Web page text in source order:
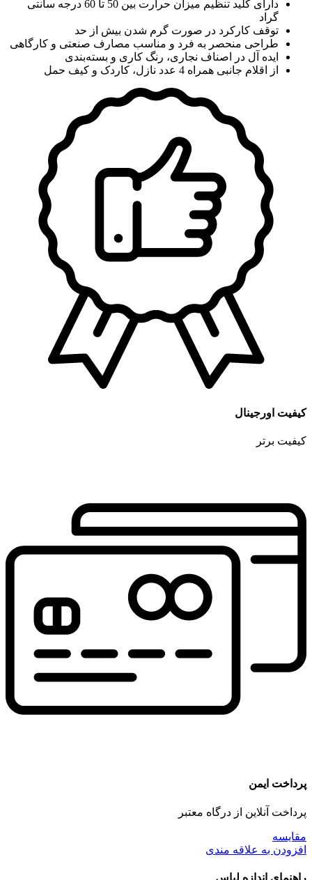
دارای کلید تنظیم میزان حرارت بین 50 تا 60 درجه سانتی
گراد
توقف کارکرد در صورت گرم شدن بیش از حد
طراحی منحصر به فرد و مناسب مصارف صنعتی و کارگاهی
ایده آل در اصناف نجاری، رنگ کاری و بسته‌بندی
از اقلام جانبی همراه 4 عدد نازل، کاردک و کیف حمل
کیفیت اورجینال
کیفیت برتر
پرداخت ایمن
پرداخت آنلاین از درگاه معتبر
مقايسه
افزودن به علاقه مندی
راهنمای اندازه لباس